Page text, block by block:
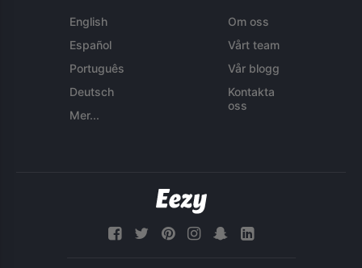
English
Español
Português
Deutsch
Mer...
Om oss
Vårt team
Vår blogg
Kontakta
oss